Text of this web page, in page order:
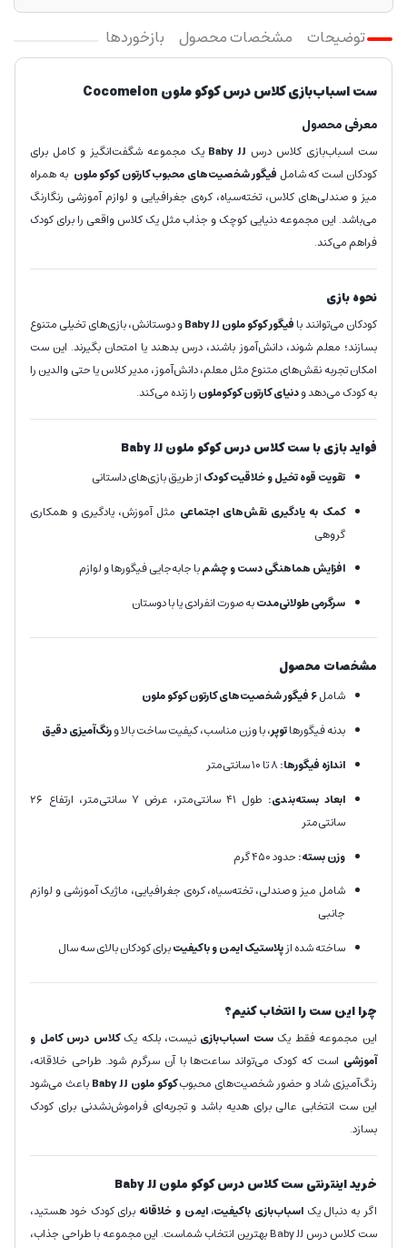
توضیحات مشخصات محصول بازخوردها
ست اسباب‌بازی کلاس درس کوکو ملون Cocomelon
معرفی محصول
ست اسباب‌بازی کلاس درس Baby JJ یک مجموعه شگفت‌انگیز و کامل برای
کودکان است که شامل فیگور شخصیت‌های محبوب کارتون کوکو ملون به همراه
میز و صندلی‌های کلاس، تخته‌سیاه، کره‌ی جغرافیایی و لوازم آموزشی رنگارنگ
می‌باشد. این مجموعه دنیایی کوچک و جذاب مثل یک کلاس واقعی را برای کودک
فراهم می‌کند.
نحوه بازی
کودکان می‌توانند بافیگور کوکو ملون Baby JJ
و دوستانش، بازی‌های تخیلی متنوع
بسازند؛ معلم شوند، دانش‌آموز باشند، درس بدهند یا امتحان بگیرند. این ست
امکان تجربه نقش‌های متنوع مثل معلم، دانش‌آموز، مدیر کلاس یا حتی والدین را
به کودک می‌دهد ودنیای کارتون کوکوملونرا زنده می‌کند.
فواید بازی با ست کلاس درس کوکو ملونBaby JJ
تقویت قوه تخیل و خلاقیت کودکاز طریق بازی‌های داستانی
کمک به یادگیری نقش‌های اجتماعی مثل آموزش، یادگیری و همکاری
گروهی
افزایش هماهنگی دست و چشمبا جابه‌جایی فیگورها و لوازم
سرگرمی طولانی‌مدتبه صورت انفرادی یا با دوستان
مشخصات محصول
شامل۶ فیگور شخصیت‌های کارتون کوکو ملون
بدنه فیگورهاتوپر، با وزن مناسب، کیفیت ساخت بالا ورنگ‌آمیزی دقیق
اندازه فیگورها:۸ تا ۱۰ سانتی‌متر
ابعاد بسته‌بندی:
طول ۴۱ سانتی‌متر، عرض ۷ سانتی‌متر، ارتفاع ۲۶
سانتی‌متر
وزن بسته:حدود ۴۵۰ گرم
شامل میز و صندلی، تخته‌سیاه، کره‌ی جغرافیایی، ماژیک آموزشی و لوازم
جانبی
ساخته شده ازپلاستیک ایمن و باکیفیتبرای کودکان بالای سه سال
چرا این ست را انتخاب کنیم؟
این مجموعه فقط یکست اسباب‌بازی نیست، بلکه یککلاس درس کامل و
آموزشی است که کودک می‌تواند ساعت‌ها با آن سرگرم شود. طراحی خلاقانه،
رنگ‌آمیزی شاد و حضور شخصیت‌های محبوبکوکو ملون Baby JJباعث می‌شود
این ست انتخابی عالی برای هدیه باشد و تجربه‌ای فراموش‌نشدنی برای کودک
بسازد.
خرید اینترنتی ست کلاس درس کوکو ملونBaby JJ
اگر به دنبال یکاسباب‌بازی باکیفیت، ایمن و خلاقانه برای کودک خود هستید،
ست کلاس درس Baby JJ بهترین انتخاب شماست. این مجموعه با طراحی جذاب،